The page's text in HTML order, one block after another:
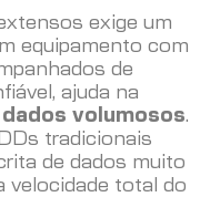
exige um
equipamento com
de
ajuda na
dados volumosos.
tradicionais
de dados muito
velocidade total do